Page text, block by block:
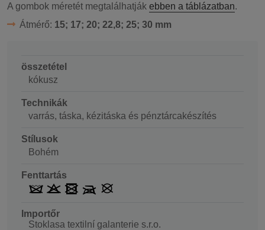
A gombok méretét megtalálhatják ebben a táblázatban.
Átmérő: 15; 17; 20; 22,8; 25; 30 mm
összetétel
kókusz
Technikák
varrás, táska, kézitáska és pénztárcakészítés
Stílusok
Bohém
Fenttartás
Importőr
Stoklasa textilní galanterie s.r.o.